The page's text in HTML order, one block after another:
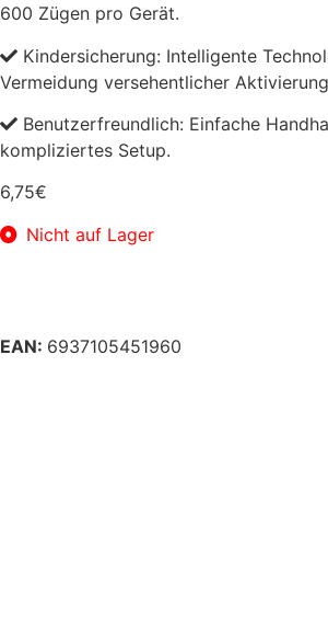
600 Zügen pro Gerät.
Kindersicherung: Intelligente
Vermeidung versehentlicher
Benutzerfreundlich: Einfache
kompliziertes Setup.
6,75€
Nicht auf Lager
EAN: 6937105451960